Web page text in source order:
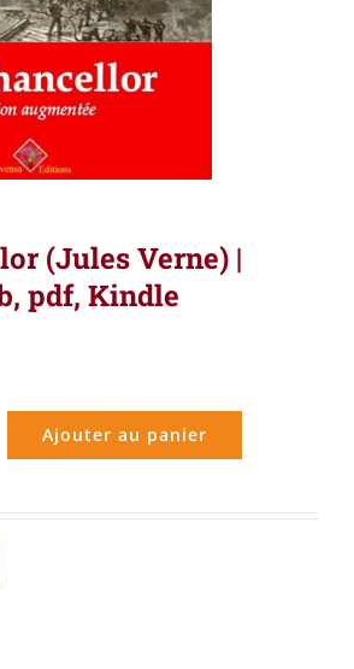
(Jules Verne) |
pdf, Kindle
Ajouter au panier